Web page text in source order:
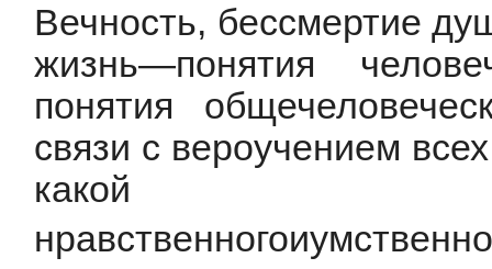
Вечность, бессмертие
жизнь—понятия
понятия
связи с вероучением
какой